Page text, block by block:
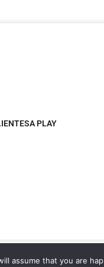
PLAY
assume that you are